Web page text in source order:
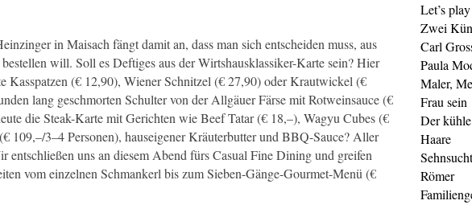
in Maisach fängt damit an, dass man sich entscheiden muss, aus
will. Soll es Deftiges aus der Wirtshausklassiker-Karte sein? Hier
Kasspatzen (€ 12,90), Wiener Schnitzel (€ 27,90) oder Krautwickel (€
lang geschmorten Schulter von der Allgäuer Färse mit Rotweinsauce (€
die Steak-Karte mit Gerichten wie Beef Tatar (€ 18,–), Wagyu Cubes (€
109,–/3–4 Personen), hauseigener Kräuterbutter und BBQ-Sauce? Aller
entschließen uns an diesem Abend fürs Casual Fine Dining und greifen
vom einzelnen Schmankerl bis zum Sieben-Gänge-Gourmet-Menü (€
Let’s play
Zwei
Carl
Paula
Maler,
Frau sein
Der
Haare
Römer